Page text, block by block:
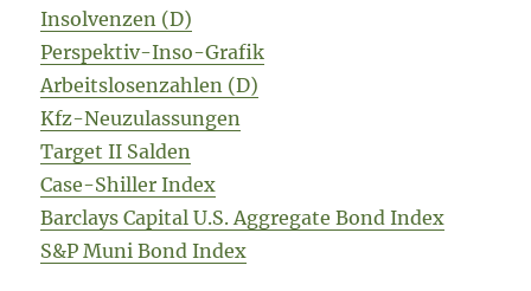
Insolvenzen (D)
Perspektiv-Inso-Grafik
Arbeitslosenzahlen (D)
Kfz-Neuzulassungen
Target II Salden
Case-Shiller Index
Barclays Capital U.S. Aggregate Bond Index
S&P Muni Bond Index